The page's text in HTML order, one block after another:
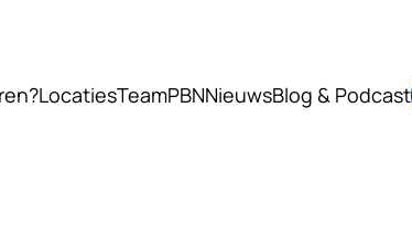
LocatiesTeamPBNNieuwsBlog & Podcast